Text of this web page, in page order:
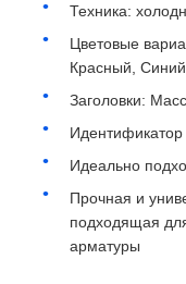
Техника:
Цветовые
Красный, Синий
Заголовки:
Идеально
Прочная и
подходящая
арматуры